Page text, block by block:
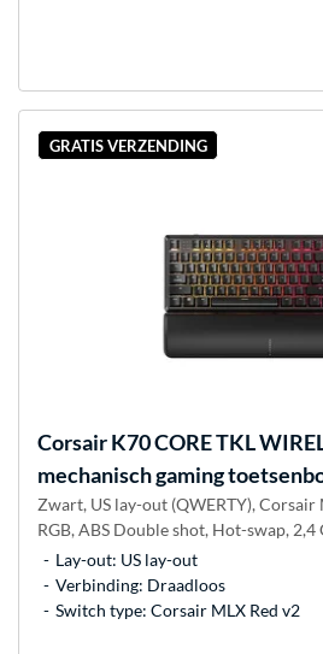
GRATIS VERZENDING
CorsairK70 CORE TKL
mechanisch gaming
Zwart, US lay-out (QWERTY), Corsair
RGB, ABS Double shot, Hot-swap,
Lay-out: US lay-out
Verbinding: Draadloos
Switch type: Corsair MLX Red v2